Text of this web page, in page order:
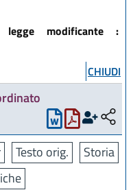
legge modificante :
CHIUDI
Testo orig.
Storia